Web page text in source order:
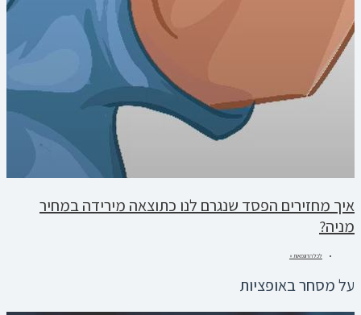
איך מחזירים הפסד שנגרם לנו כתוצאה מירידה במחיר
מניה?
לכל הדוגמאות »
על מסחר באופציות